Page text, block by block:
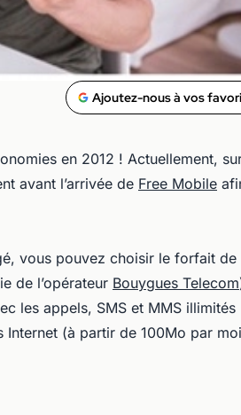
Ajoutez-nous à vos
en 2012 ! Actuellement,
avant l’arrivée de Free Mobile
vous pouvez choisir le forfait de
de l’opérateur Bouygues Telecom
les appels, SMS et MMS illimités
(à partir de 100Mo par